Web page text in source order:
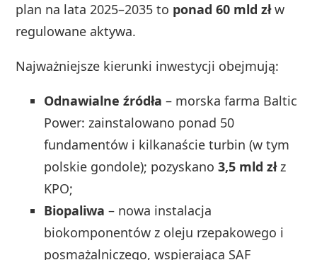
plan na lata 2025–2035 to ponad 60 mld złw
regulowane aktywa.
Najważniejsze kierunki inwestycji obejmują:
Odnawialne źródła – morska farma Baltic
Power: zainstalowano ponad 50
fundamentów i kilkanaście turbin (w tym
polskie gondole); pozyskano3,5 mld złz
KPO;
Biopaliwa – nowa instalacja
biokomponentów z oleju rzepakowego i
posmażalniczego, wspierająca SAF